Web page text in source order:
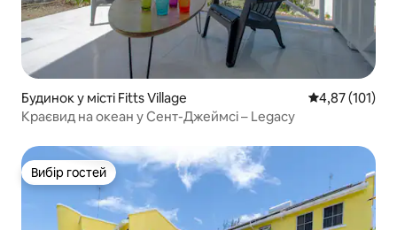
Будинок у місті Fitts Village Середня
4,87 (101)
Краєвид на океан у Сент-Джеймсі – Legacy
Вибір гостей
Вибір гостей